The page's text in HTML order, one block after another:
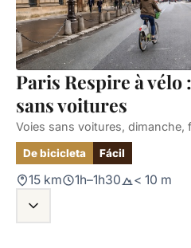
Paris Respire à vélo
sans voitures
Voies sans voitures, dimanche,
De bicicleta Fácil
15 km 1h–1h30 < 10 m